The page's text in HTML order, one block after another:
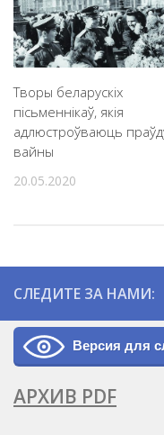
Творы беларускіх
пісьменнікаў, якія
адлюстроўваюць
вайны
20.05.2020
СЛЕДИТЕ ЗА НАМИ:
Версия для
АРХИВ PDF